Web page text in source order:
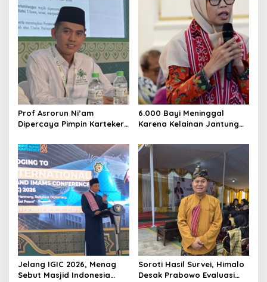
Prof Asrorun Ni’am
Dipercaya Pimpin Karteker
Regenerasi Kepemimpinan
NU
6.000 Bayi Meninggal
Karena Kelainan Jantung
Pemerataan Operasi
Jantung Anak
Jelang IGIC 2026, Menag
Sebut Masjid Indonesia
Soroti Hasil Survei, Himalo
Desak Prabowo Evaluasi